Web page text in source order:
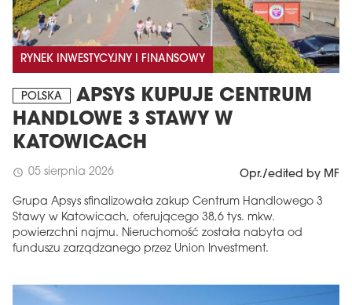
RYNEK INWESTYCYJNY I FINANSOWY
POLSKA
APSYS KUPUJE CENTRUM
HANDLOWE 3 STAWY W
KATOWICACH
schedule 05 sierpnia 2026 Opr./edited by MF
Grupa Apsys sfinalizowała zakup Centrum Handlowego 3
Stawy w Katowicach, oferującego 38,6 tys. mkw.
powierzchni najmu. Nieruchomość została nabyta od
funduszu zarządzanego przez Union Investment.